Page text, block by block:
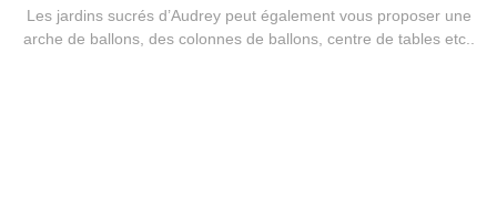
Les jardins sucrés d’Audrey peut également vous proposer une
arche de ballons, des colonnes de ballons, centre de tables etc..